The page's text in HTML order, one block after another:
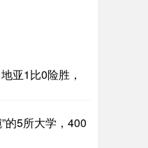
亚1比0险胜，
的5所大学，400